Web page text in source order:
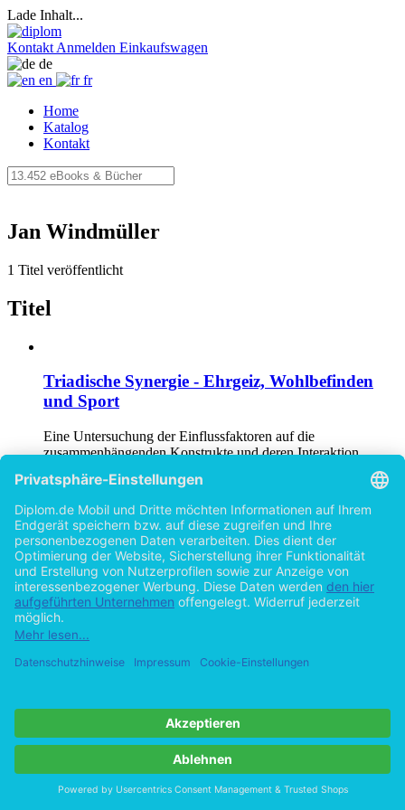
Lade Inhalt...
Kontakt Anmelden Einkaufswagen
de
en
fr
Home
Katalog
Kontakt
Jan Windmüller
1 Titel veröffentlicht
Titel
Triadische Synergie - Ehrgeiz, Wohlbefinden
Eine Untersuchung der Einflussfaktoren auf die
vonJan Windmüller (Autor:in)
©2021 Diplomarbeit
76 Seiten
Hilfe/FAQ
Impressum
Datenschutz
AGB
Vertrag widerrufen
Zur Desktop-Version
Copyright ©Imprint in der Bedey & Thoms Media GmbH
byOpen Publishing